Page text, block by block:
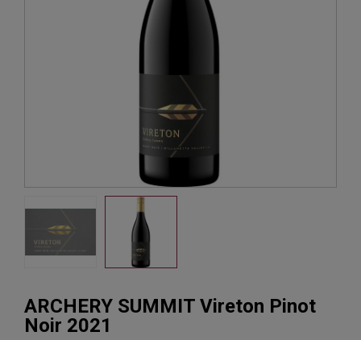
ARCHERY SUMMIT Vireton Pinot
Noir 2021